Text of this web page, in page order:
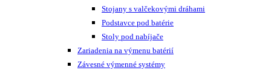
Stojany s valčekovými dráhami
Podstavce pod batérie
Stoly pod nabíjače
Zariadenia na výmenu batérií
Závesné výmenné systémy